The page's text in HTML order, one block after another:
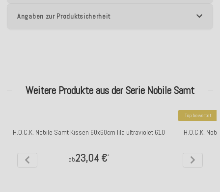
Angaben zur Produktsicherheit
Weitere Produkte aus der Serie Nobile Samt
H.O.C.K. Nobile Samt Kissen 60x60cm lila ultraviolet 610
ab23,04 €*
Top bewertet
H.O.C.K.